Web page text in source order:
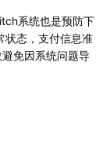
系统也是预防下
状态，支付信息准
免因系统问题导